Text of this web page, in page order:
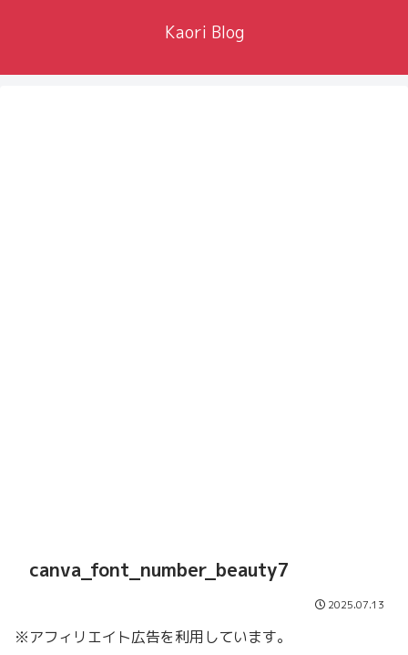
Kaori Blog
canva_font_number_beauty7
2025.07.13
※アフィリエイト広告を利用しています。